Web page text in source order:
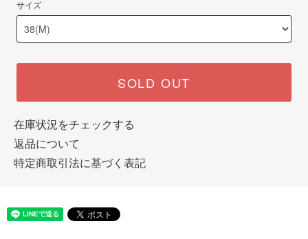
サイズ
SOLD OUT
在庫状況をチェックする
返品について
特定商取引法に基づく表記